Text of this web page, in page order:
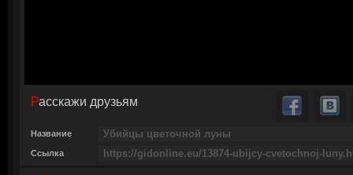
Расскажи друзьям
Название
Ссылка